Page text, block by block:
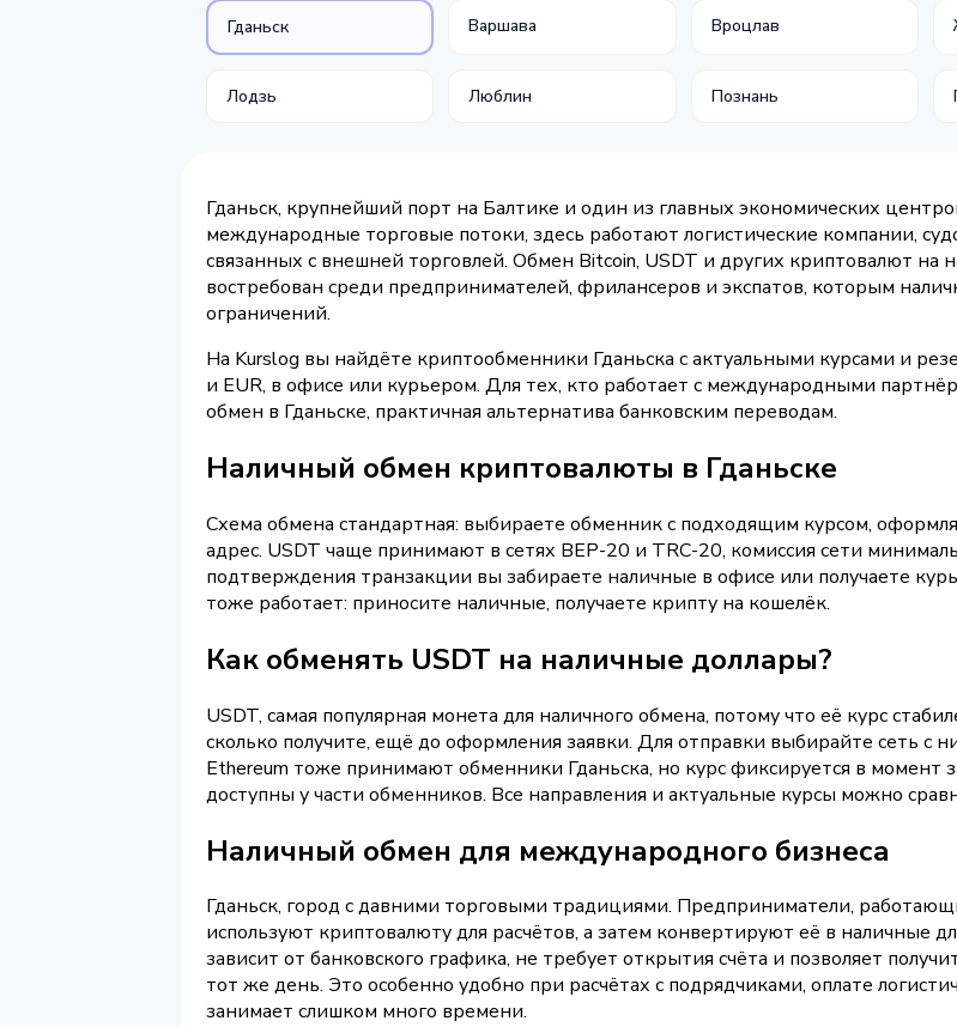
Гданьск Варшава Вроцлав
Лодзь Люблин Познань
Гданьск, крупнейший порт на Балтике и один из главных экономических
международные торговые потоки, здесь работают логистические компании,
связанных с внешней торговлей. Обмен Bitcoin, USDT и других криптовалют на
востребован среди предпринимателей, фрилансеров и экспатов, которым
ограничений.
На Kurslog вы найдёте криптообменники Гданьска с актуальными курсами и
и EUR, в офисе или курьером. Для тех, кто работает с международными
обмен в Гданьске, практичная альтернатива банковским переводам.
Наличный обмен криптовалюты в Гданьске
Схема обмена стандартная: выбираете обменник с подходящим курсом,
адрес. USDT чаще принимают в сетях BEP-20 и TRC-20, комиссия сети
подтверждения транзакции вы забираете наличные в офисе или получаете
тоже работает: приносите наличные, получаете крипту на кошелёк.
Как обменять USDT на наличные доллары?
USDT, самая популярная монета для наличного обмена, потому что её курс
сколько получите, ещё до оформления заявки. Для отправки выбирайте сеть с
Ethereum тоже принимают обменники Гданьска, но курс фиксируется в момент
доступны у части обменников. Все направления и актуальные курсы можно
Наличный обмен для международного бизнеса
Гданьск, город с давними торговыми традициями. Предприниматели,
используют криптовалюту для расчётов, а затем конвертируют её в
зависит от банковского графика, не требует открытия счёта и позволяет
тот же день. Это особенно удобно при расчётах с подрядчиками, оплате
занимает слишком много времени.